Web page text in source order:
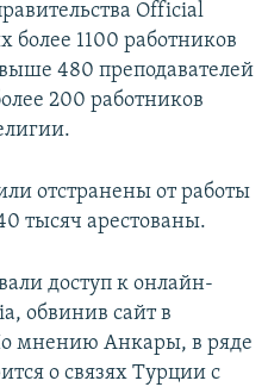
Official
более 1100 работников
480 преподавателей
200 работников
отстранены от работы
тысяч арестованы.
доступ к онлайн-
обвинив сайт в
мнению Анкары, в ряде
о связях Турции с